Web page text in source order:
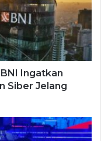
Ingatkan
Siber Jelang